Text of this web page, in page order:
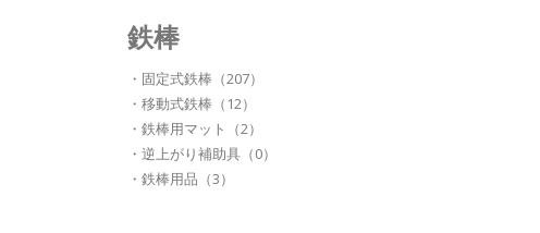
鉄棒
・固定式鉄棒（207）
・移動式鉄棒（12）
・鉄棒用マット（2）
・逆上がり補助具（0）
・鉄棒用品（3）